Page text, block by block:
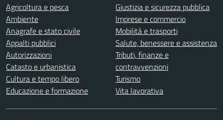
Agricoltura e pesca
Ambiente
Anagrafe e stato civile
Appalti pubblici
Autorizzazioni
Catasto e urbanistica
Cultura e tempo libero
Educazione e formazione
Giustizia e sicurezza pubblica
Imprese e commercio
Mobilità e trasporti
Salute, benessere e assistenza
Tributi, finanze e
contravvenzioni
Turismo
Vita lavorativa